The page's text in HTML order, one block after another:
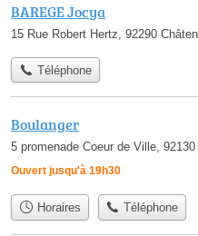
BAREGE Jocya
15 Rue Robert Hertz, 92290
Téléphone
Boulanger
5 promenade Coeur de Ville,
Ouvert jusqu'à 19h30
Horaires Téléphone